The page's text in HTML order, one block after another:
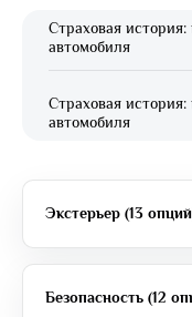
Страховая
автомобиля
Страховая история:
автомобиля
Экстерьер (13
Безопасность (12